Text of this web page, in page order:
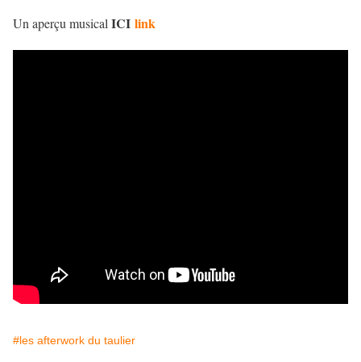
Un aperçu musical ICI link
#les afterwork du taulier